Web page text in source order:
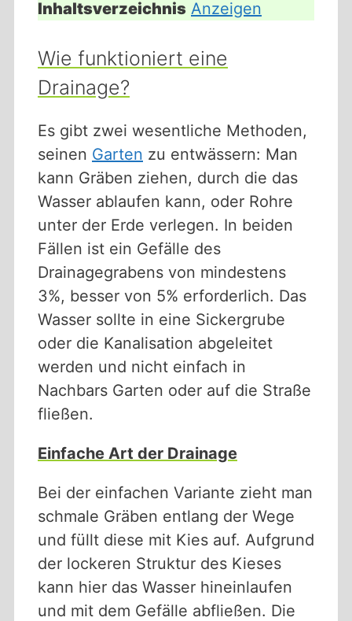
Inhaltsverzeichnis Anzeigen
Wie funktioniert eine
Drainage?
Es gibt zwei wesentliche Methoden,
seinen Garten zu entwässern: Man
kann Gräben ziehen, durch die das
Wasser ablaufen kann, oder Rohre
unter der Erde verlegen. In beiden
Fällen ist ein Gefälle des
Drainagegrabens von mindestens
3%, besser von 5% erforderlich. Das
Wasser sollte in eine Sickergrube
oder die Kanalisation abgeleitet
werden und nicht einfach in
Nachbars Garten oder auf die Straße
fließen.
Einfache Art der Drainage
Bei der einfachen Variante zieht man
schmale Gräben entlang der Wege
und füllt diese mit Kies auf. Aufgrund
der lockeren Struktur des Kieses
kann hier das Wasser hineinlaufen
und mit dem Gefälle abfließen. Die